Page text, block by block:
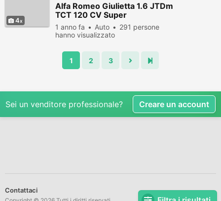
4
Alfa Romeo Giulietta 1.6 JTDm
TCT 120 CV Super
1 anno fa Auto
291 persone
hanno visualizzato
1 2 3
Sei un venditore professionale? Creare un account
Contattaci